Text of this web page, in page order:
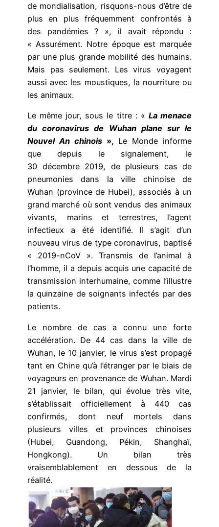
de mondialisation, risquons-nous d’être de
plus en plus fréquemment confrontés à
des pandémies ? », il avait répondu :
« Assurément. Notre époque est marquée
par une plus grande mobilité des humains.
Mais pas seulement. Les virus voyagent
aussi avec les moustiques, la nourriture ou
les animaux.
Le même jour, sous le titre : « La menace
du coronavirus de Wuhan plane sur le
Nouvel An chinois », Le Monde informe
que depuis le signalement, le
30 décembre 2019, de plusieurs cas de
pneumonies dans la ville chinoise de
Wuhan (province de Hubei), associés à un
grand marché où sont vendus des animaux
vivants, marins et terrestres, l’agent
infectieux a été identifié. Il s’agit d’un
nouveau virus de type coronavirus, baptisé
« 2019-nCoV ». Transmis de l’animal à
l’homme, il a depuis acquis une capacité de
transmission interhumaine, comme l’illustre
la quinzaine de soignants infectés par des
patients.
Le nombre de cas a connu une forte
accélération. De 44 cas dans la ville de
Wuhan, le 10 janvier, le virus s’est propagé
tant en Chine qu’à l’étranger par le biais de
voyageurs en provenance de Wuhan. Mardi
21 janvier, le bilan, qui évolue très vite,
s’établissait officiellement à 440 cas
confirmés, dont neuf mortels dans
plusieurs villes et provinces chinoises
(Hubei, Guandong, Pékin, Shanghaï,
Hongkong). Un bilan très
vraisemblablement en dessous de la
réalité.